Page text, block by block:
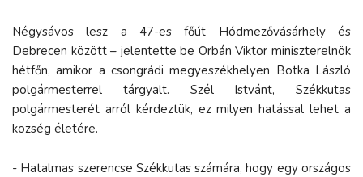
Négysávos lesz a 47-es főút Hódmezővásárhely és
Debrecen között – jelentette be Orbán Viktor miniszterelnök
hétfőn, amikor a csongrádi megyeszékhelyen Botka László
polgármesterrel tárgyalt. Szél Istvánt, Székkutas
polgármesterét arról kérdeztük, ez milyen hatással lehet a
község életére.
- Hatalmas szerencse Székkutas számára, hogy egy országos